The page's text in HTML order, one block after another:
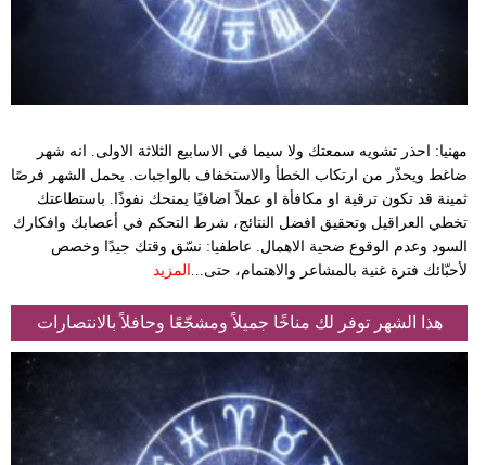
مهنيا: احذر تشويه سمعتك ولا سيما في الاسابيع الثلاثة الاولى. انه شهر
ضاغط ويحذّر من ارتكاب الخطأ والاستخفاف بالواجبات. يحمل الشهر فرصًا
ثمينة قد تكون ترقية او مكافأة او عملاً اضافيًا يمنحك نفوذًا. باستطاعتك
تخطي العراقيل وتحقيق افضل النتائج، شرط التحكم في أعصابك وافكارك
السود وعدم الوقوع ضحية الاهمال. عاطفيا: نسّق وقتك جيدًا وخصص
لأحبّائك فترة غنية بالمشاعر والاهتمام، حتى...
المزيد
هذا الشهر توفر لك مناخًا جميلاً ومشجّعًا وحافلاً بالانتصارات